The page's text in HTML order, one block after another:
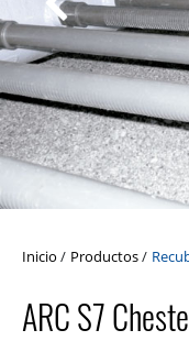
Inicio / Productos/
ARC S7